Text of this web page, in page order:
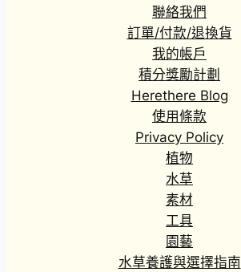
聯絡我們
訂單/付款/退換貨
我的帳戶
積分獎勵計劃
Herethere Blog
使用條款
Privacy Policy
植物
水草
素材
工具
園藝
水草養護與選擇指南